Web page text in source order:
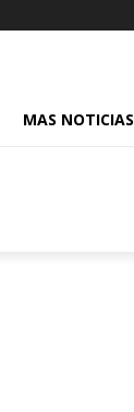
MAS NOTICIAS